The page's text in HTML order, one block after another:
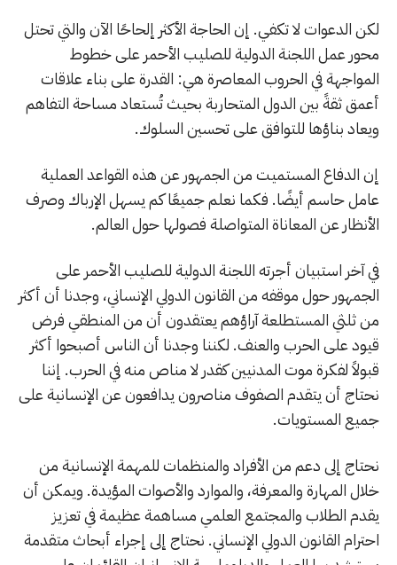
لكن الدعوات لا تكفي. إن الحاجة الأكثر إلحاحًا الآن والتي تحتل
محور عمل اللجنة الدولية للصليب الأحمر على خطوط
المواجهة في الحروب المعاصرة هي: القدرة على بناء علاقات
أعمق ثقةً بين الدول المتحاربة بحيث تُستعاد مساحة التفاهم
ويعاد بناؤها للتوافق على تحسين السلوك.
إن الدفاع المستميت من الجمهور عن هذه القواعد العملية
عامل حاسم أيضًا. فكما نعلم جميعًا كم يسهل الإرباك وصرف
الأنظار عن المعاناة المتواصلة فصولها حول العالم.
في آخر استبيان أجرته اللجنة الدولية للصليب الأحمر على
الجمهور حول موقفه من القانون الدولي الإنساني، وجدنا أن أكثر
من ثلثي المستطلعة آراؤهم يعتقدون أن من المنطقي فرض
قيود على الحرب والعنف. لكننا وجدنا أن الناس أصبحوا أكثر
قبولاً لفكرة موت المدنيين كقدر لا مناص منه في الحرب. إننا
نحتاج أن يتقدم الصفوف مناصرون يدافعون عن الإنسانية على
جميع المستويات.
نحتاج إلى دعم من الأفراد والمنظمات للمهمة الإنسانية من
خلال المهارة والمعرفة، والموارد والأصوات المؤيدة. ويمكن أن
يقدم الطلاب والمجتمع العلمي مساهمة عظيمة في تعزيز
احترام القانون الدولي الإنساني. نحتاج إلى إجراء أبحاث متقدمة